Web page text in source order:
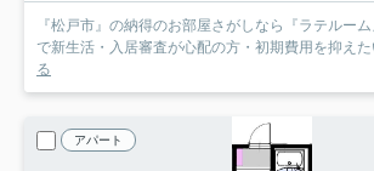
『松戸市』の納得のお部屋さがしなら『ラテルー
で新生活・入居審査が心配の方・初期費用を抑え
る
アパート